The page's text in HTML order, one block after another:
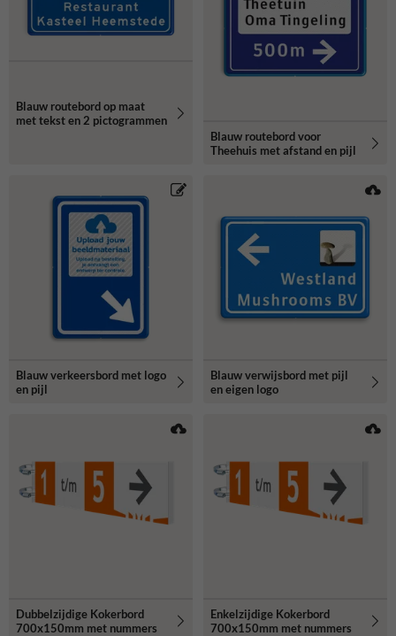
Blauw routebord op maat
met tekst en 2 pictogrammen
Blauw routebord voor
Theehuis met afstand en pijl
Blauw verkeersbord met logo
en pijl
Blauw verwijsbord met pijl
en eigen logo
Dubbelzijdige Kokerbord
700x150mm met nummers
Enkelzijdige Kokerbord
700x150mm met nummers